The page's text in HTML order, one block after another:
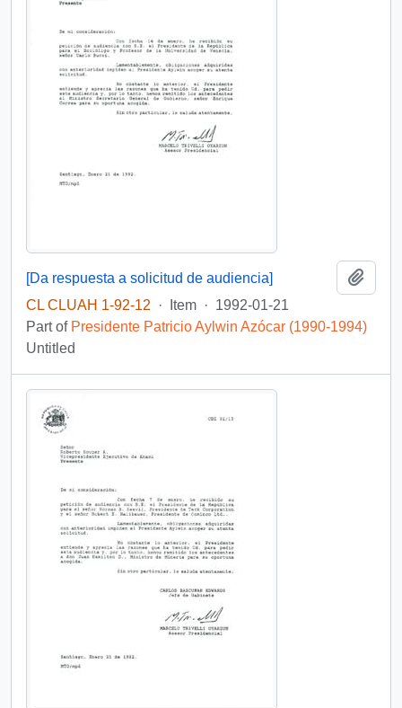
[Da respuesta a solicitud de audiencia]
CL CLUAH 1-92-12
· Item · 1992-01-21
Part of Presidente Patricio Aylwin Azócar (1990-1994)
Untitled